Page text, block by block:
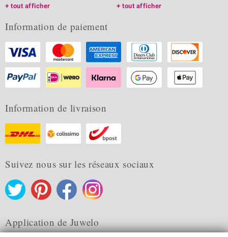
tout afficher
tout afficher
Information de paiement
Information de livraison
Suivez nous sur les réseaux sociaux
Application de Juwelo